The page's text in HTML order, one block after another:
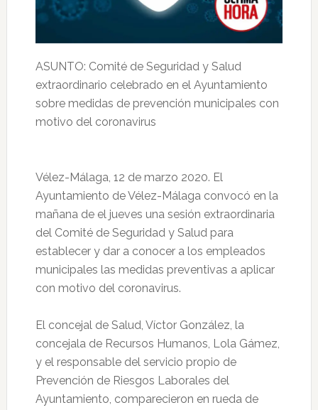
ASUNTO: Comité de Seguridad y Salud
extraordinario celebrado en el Ayuntamiento
sobre medidas de prevención municipales con
motivo del coronavirus
Vélez-Málaga, 12 de marzo 2020. El
Ayuntamiento de Vélez-Málaga convocó en la
mañana de el jueves una sesión extraordinaria
del Comité de Seguridad y Salud para
establecer y dar a conocer a los empleados
municipales las medidas preventivas a aplicar
con motivo del coronavirus.
El concejal de Salud, Víctor González, la
concejala de Recursos Humanos, Lola Gámez,
y el responsable del servicio propio de
Prevención de Riesgos Laborales del
Ayuntamiento, comparecieron en rueda de